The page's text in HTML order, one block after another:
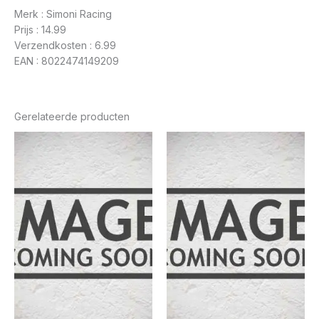
Merk : Simoni Racing
Prijs : 14.99
Verzendkosten : 6.99
EAN : 8022474149209
Gerelateerde producten